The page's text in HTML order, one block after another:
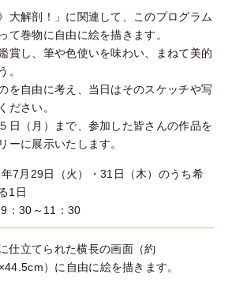
大解剖！」に関連して、このプログラム
て巻物に自由に絵を描きます。
賞し、筆や色使いを味わい、まねて美的
。
を自由に考え、当日はそのスケッチや写
ださい。
日（月）まで、参加した皆さんの作品を
ーに展示いたします。
7月29日（火）・31日（木）のうち希
1日
：30～11：30
仕立てられた横長の画面（約
）に自由に絵を描きます。